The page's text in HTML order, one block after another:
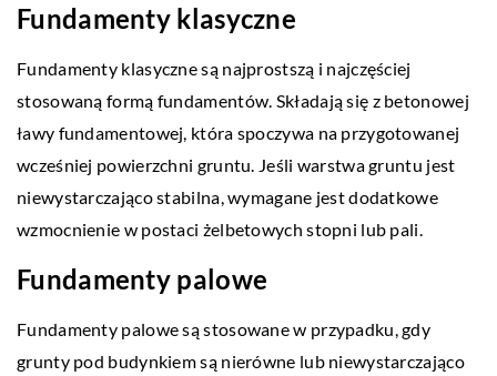
Fundamenty klasyczne
Fundamenty klasyczne są najprostszą i najczęściej
stosowaną formą fundamentów. Składają się z betonowej
ławy fundamentowej, która spoczywa na przygotowanej
wcześniej powierzchni gruntu. Jeśli warstwa gruntu jest
niewystarczająco stabilna, wymagane jest dodatkowe
wzmocnienie w postaci żelbetowych stopni lub pali.
Fundamenty palowe
Fundamenty palowe są stosowane w przypadku, gdy
grunty pod budynkiem są nierówne lub niewystarczająco